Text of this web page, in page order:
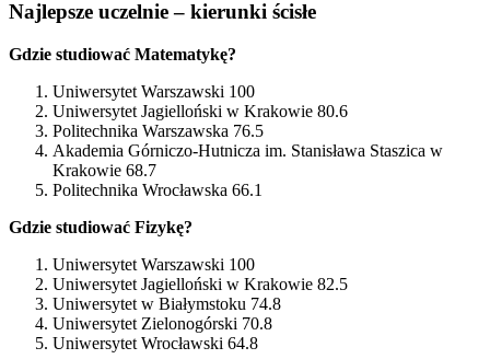
Najlepsze uczelnie – kierunki ścisłe
Gdzie studiować Matematykę?
Uniwersytet Warszawski 100
Uniwersytet Jagielloński w Krakowie 80.6
Politechnika Warszawska 76.5
Akademia Górniczo-Hutnicza im. Stanisława Staszica w
Krakowie 68.7
Politechnika Wrocławska 66.1
Gdzie studiować Fizykę?
Uniwersytet Warszawski 100
Uniwersytet Jagielloński w Krakowie 82.5
Uniwersytet w Białymstoku 74.8
Uniwersytet Zielonogórski 70.8
Uniwersytet Wrocławski 64.8